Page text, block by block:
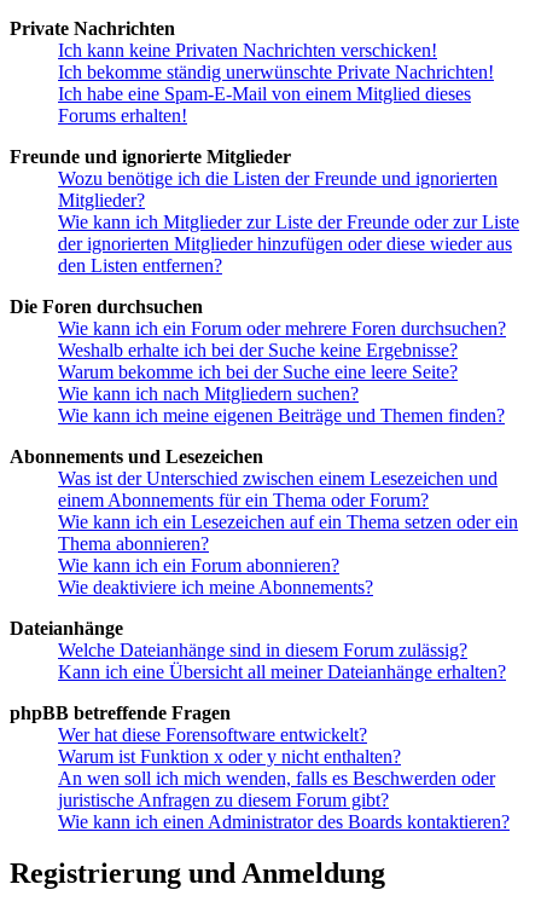
Private Nachrichten
Ich kann keine Privaten Nachrichten verschicken!
Ich bekomme ständig unerwünschte Private Nachrichten!
Ich habe eine Spam-E-Mail von einem Mitglied dieses
Forums erhalten!
Freunde und ignorierte Mitglieder
Wozu benötige ich die Listen der Freunde und ignorierten
Mitglieder?
Wie kann ich Mitglieder zur Liste der Freunde oder zur Liste
der ignorierten Mitglieder hinzufügen oder diese wieder aus
den Listen entfernen?
Die Foren durchsuchen
Wie kann ich ein Forum oder mehrere Foren durchsuchen?
Weshalb erhalte ich bei der Suche keine Ergebnisse?
Warum bekomme ich bei der Suche eine leere Seite?
Wie kann ich nach Mitgliedern suchen?
Wie kann ich meine eigenen Beiträge und Themen finden?
Abonnements und Lesezeichen
Was ist der Unterschied zwischen einem Lesezeichen und
einem Abonnements für ein Thema oder Forum?
Wie kann ich ein Lesezeichen auf ein Thema setzen oder ein
Thema abonnieren?
Wie kann ich ein Forum abonnieren?
Wie deaktiviere ich meine Abonnements?
Dateianhänge
Welche Dateianhänge sind in diesem Forum zulässig?
Kann ich eine Übersicht all meiner Dateianhänge erhalten?
phpBB betreffende Fragen
Wer hat diese Forensoftware entwickelt?
Warum ist Funktion x oder y nicht enthalten?
An wen soll ich mich wenden, falls es Beschwerden oder
juristische Anfragen zu diesem Forum gibt?
Wie kann ich einen Administrator des Boards kontaktieren?
Registrierung und Anmeldung